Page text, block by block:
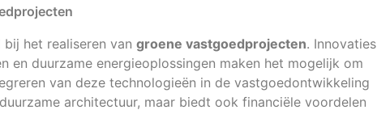
het realiseren van groene vastgoedprojecten. Innovaties
en duurzame energieoplossingen maken het mogelijk om
van deze technologieën in de vastgoedontwikkeling
architectuur, maar biedt ook financiële voordelen